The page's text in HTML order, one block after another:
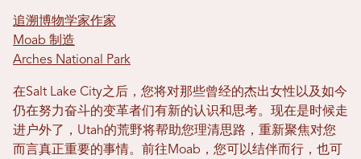
追溯博物学家作家
Moab 制造
Arches National Park
在Salt Lake City之后，您将对那些曾经的杰出女性以及如今
仍在努力奋斗的变革者们有新的认识和思考。现在是时候走
进户外了，Utah的荒野将帮助您理清思路，重新聚焦对您
而言真正重要的事情。前往Moab，您可以结伴而行，也可